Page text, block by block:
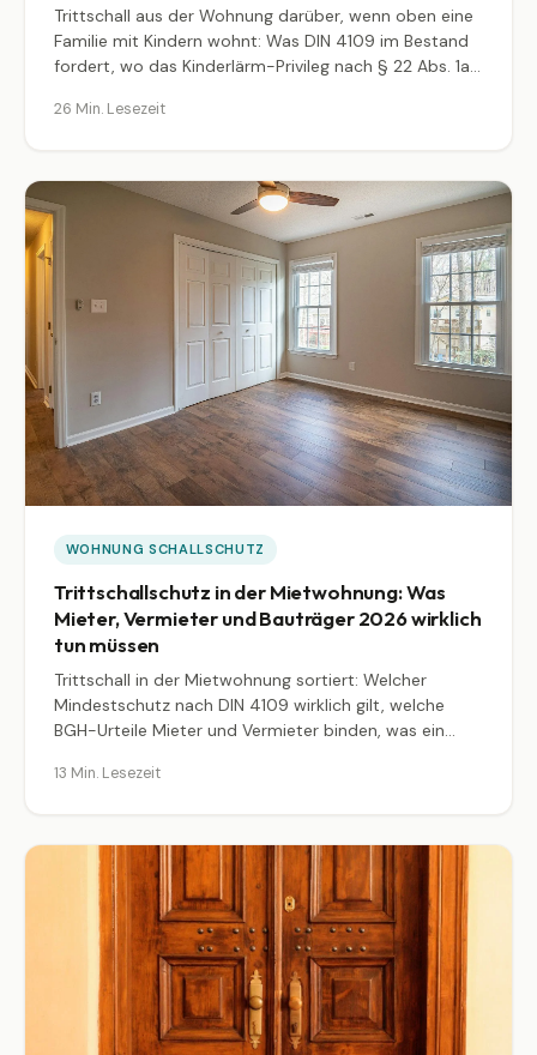
Trittschall aus der Wohnung darüber, wenn oben eine
Familie mit Kindern wohnt: Was DIN 4109 im Bestand
fordert, wo das Kinderlärm-Privileg nach § 22 Abs. 1a
53 dB überschritten zusprechen, und ein 4-Wochen-
26 Min. Lesezeit
WOHNUNG SCHALLSCHUTZ
Trittschallschutz in der Mietwohnung: Was
Mieter, Vermieter und Bauträger 2026 wirklich
tun müssen
Trittschall in der Mietwohnung sortiert: Welcher
Mindestschutz nach DIN 4109 wirklich gilt, welche
BGH-Urteile Mieter und Vermieter binden, was ein
tatsächlich leistet, und ab wann sich eine
13 Min. Lesezeit